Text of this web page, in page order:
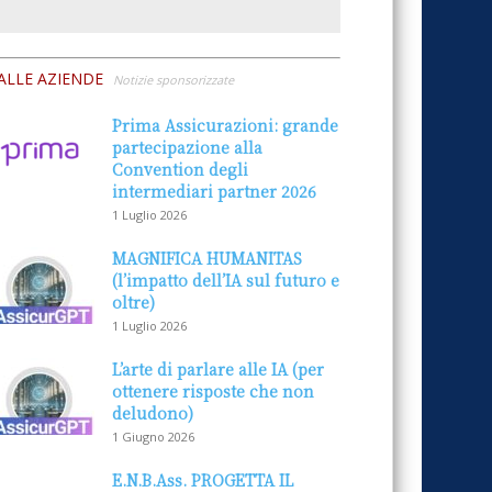
AZIENDE Notizie sponsorizzate
Prima Assicurazioni: grande
partecipazione alla
Convention degli
intermediari partner 2026
1 Luglio 2026
MAGNIFICA HUMANITAS
(l’impatto dell’IA sul futuro e
oltre)
1 Luglio 2026
L’arte di parlare alle IA (per
ottenere risposte che non
deludono)
1 Giugno 2026
E.N.B.Ass. PROGETTA IL